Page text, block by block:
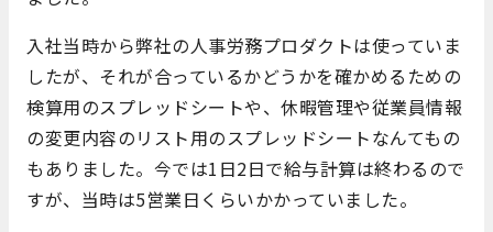
入社当時から弊社の人事労務プロダクトは使っていま
したが、それが合っているかどうかを確かめるための
検算用のスプレッドシートや、休暇管理や従業員情報
の変更内容のリスト用のスプレッドシートなんてもの
もありました。今では1日2日で給与計算は終わるので
すが、当時は5営業日くらいかかっていました。